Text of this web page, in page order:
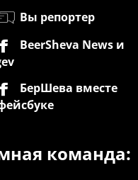
Вы репортер
BeerSheva News и
БерШева вместе
команда: